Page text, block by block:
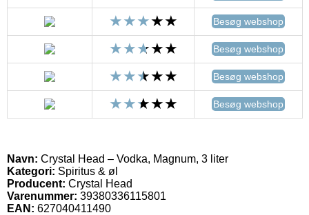
Besøg webshop
Besøg webshop
Besøg webshop
Besøg webshop
Navn: Crystal Head – Vodka, Magnum, 3 liter
Kategori: Spiritus & øl
Producent: Crystal Head
Varenummer: 39380336115801
EAN: 627040411490